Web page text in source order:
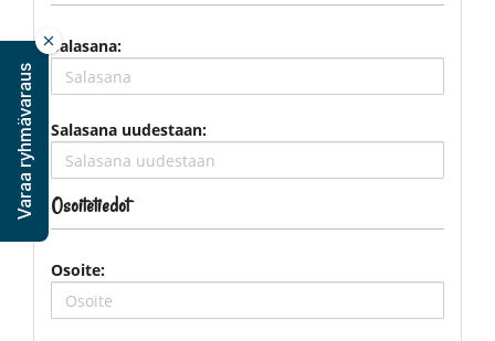
Varaa ryhmävaraus
Salasana:
Salasana uudestaan:
Osoitetiedot
Osoite: